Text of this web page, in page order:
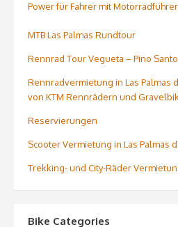
Power für Fahrer mit
MTB Las Palmas Rundtour
Rennrad Tour Vegueta – Pino
Rennradvermietung in Las Palmas
von KTM Rennrädern und
Reservierungen
Scooter Vermietung in Las Palmas
Trekking- und City-Räder
Bike Categories